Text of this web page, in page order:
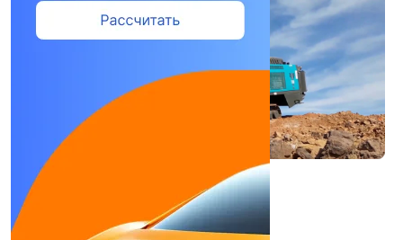
Буровые станки для свай
Количество цилиндров:6
Объем двигателя:8300 см³